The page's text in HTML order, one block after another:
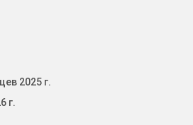
2025 г.
г.